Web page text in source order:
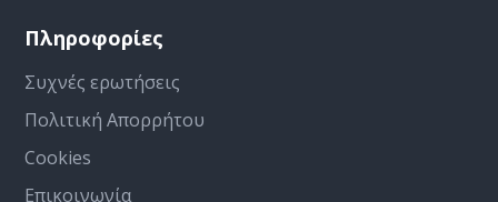
Πληροφορίες
Συχνές ερωτήσεις
Πολιτική Απορρήτου
Cookies
Επικοινωνία